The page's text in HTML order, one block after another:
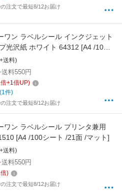
注文で最短8/12お届け
ワン ラベルシール インクジェット
光沢紙 ホワイト 64312 [A4 /10シ
沢]
送料)
送料550円
倍+1倍UP)
(1件)
注文で最短8/12お届け
ワン ラベルシール プリンタ兼用
[A4 /100シート /21面 /マット]
送料)
送料550円
倍)
注文で最短8/12お届け